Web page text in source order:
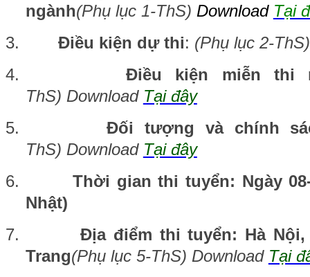
ngành(Phụ lục 1-ThS) Download Tại
3. Điều kiện dự thi: (Phụ lục 2-
4.Điều kiện miễn thi
ThS) Download Tại đây
5.Đối tượng và chính
ThS) Download Tại đây
6.Thời gian thi tuyển: Ngày
Nhật)
7. Địa điểm thi tuyển: Hà Nội,
Trang(Phụ lục 5-ThS) Download Tại